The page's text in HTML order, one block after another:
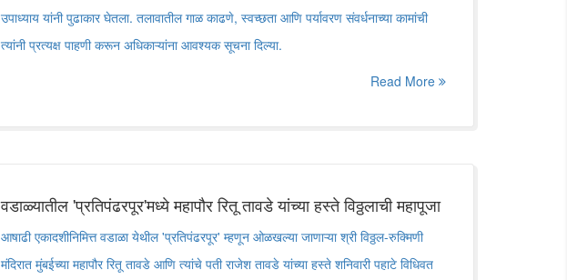
उपाध्याय यांनी पुढाकार घेतला. तलावातील गाळ काढणे, स्वच्छता आणि पर्यावरण संवर्धनाच्या कामांची
त्यांनी प्रत्यक्ष पाहणी करून अधिकाऱ्यांना आवश्यक सूचना दिल्या.
Read More
वडाळ्यातील 'प्रतिपंढरपूर'मध्ये महापौर रितू तावडे यांच्या हस्ते विठ्ठलाची महापूजा
आषाढी एकादशीनिमित्त वडाळा येथील 'प्रतिपंढरपूर' म्हणून ओळखल्या जाणाऱ्या श्री विठ्ठल-रुक्मिणी
मंदिरात मुंबईच्या महापौर रितू तावडे आणि त्यांचे पती राजेश तावडे यांच्या हस्ते शनिवारी पहाटे विधिवत